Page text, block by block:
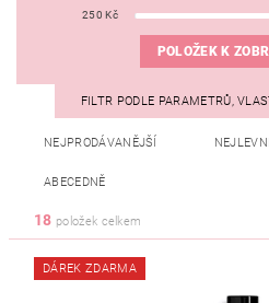
250 Kč
POLOŽEK K
FILTR PODLE PARAMETRŮ,
NEJPRODÁVANĚJŠÍ
ABECEDNĚ
18 položek celkem
DÁREK ZDARMA